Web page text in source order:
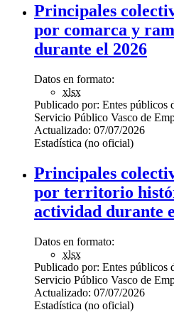
Principales
por comarca y
durante el 2026
Datos en formato:
xlsx
Publicado por: Entes públicos
Servicio Público Vasco de
Actualizado: 07/07/2026
Estadística (no oficial)
Principales
por territorio
actividad durante
Datos en formato:
xlsx
Publicado por: Entes públicos
Servicio Público Vasco de
Actualizado: 07/07/2026
Estadística (no oficial)